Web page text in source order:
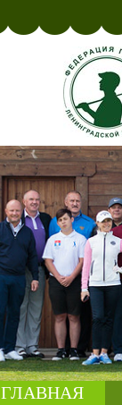
ГЛАВНАЯ